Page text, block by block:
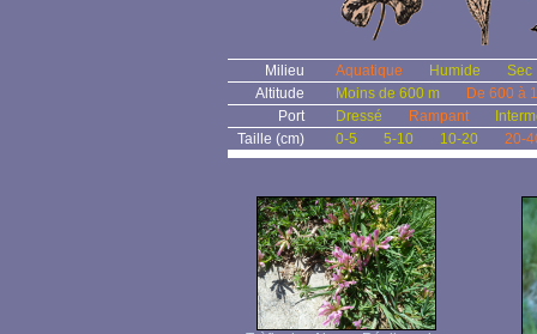
Milieu Aquatique Humide
Sec
Altitude
Moins de 600 m
De 600 à
Port
Dressé Rampant
Taille (cm)
0-5 5-10 10-20 20-